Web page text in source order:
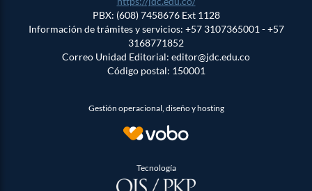
PBX: (608) 7458676 Ext 1128
Información de trámites y servicios: +57 3107365001 - +57
3168771852
Correo Unidad Editorial: editor@jdc.edu.co
Código postal: 150001
Gestión operacional, diseño y hosting
Tecnología